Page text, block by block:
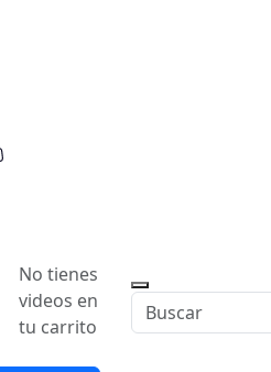
No tienes
videos en
tu carrito